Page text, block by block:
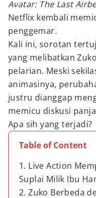
Avatar: The Last
Netflix kembali
penggemar.
Kali ini, sorotan
yang melibatkan
pelarian. Meski
animasinya,
justru dianggap
memicu diskusi
Apa sih yang terjadi?
Table of Content
1. Live Action
Suplai Milik Ibu
2. Zuko Berbeda